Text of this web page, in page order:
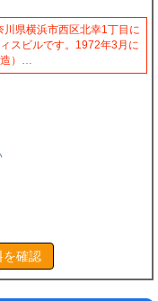
県横浜市西区北幸1丁目に
スビルです。1972年3月に
）…
を確認